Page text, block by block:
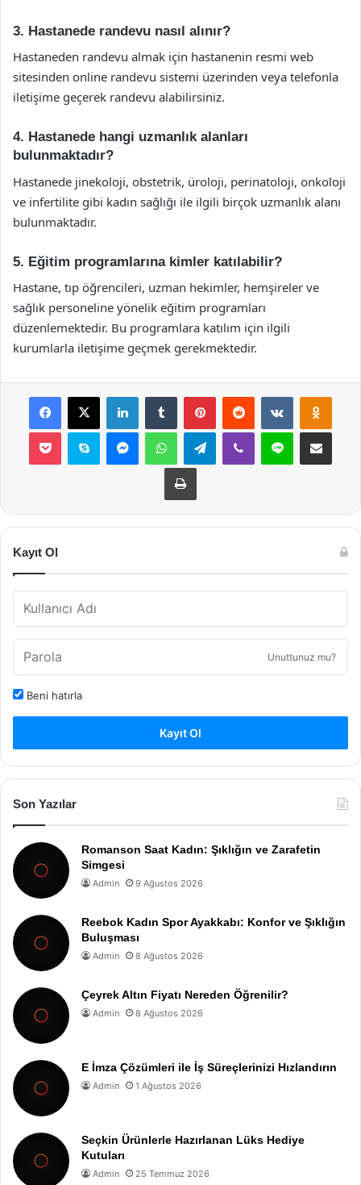
3. Hastanede randevu nasıl alınır?
Hastaneden randevu almak için hastanenin resmi web
sitesinden online randevu sistemi üzerinden veya telefonla
iletişime geçerek randevu alabilirsiniz.
4. Hastanede hangi uzmanlık alanları
bulunmaktadır?
Hastanede jinekoloji, obstetrik, üroloji, perinatoloji, onkoloji
ve infertilite gibi kadın sağlığı ile ilgili birçok uzmanlık alanı
bulunmaktadır.
5. Eğitim programlarına kimler katılabilir?
Hastane, tıp öğrencileri, uzman hekimler, hemşireler ve
sağlık personeline yönelik eğitim programları
düzenlemektedir. Bu programlara katılım için ilgili
kurumlarla iletişime geçmek gerekmektedir.
Facebook
X LinkedInTumblr PinterestReddit VKontakte
Pocket Skype MessengerWhatsAppTelegramViber Line E-Posta ile
Yazdır
Kayıt Ol
Unuttunuz mu?
Beni hatırla
Kayıt Ol
Son Yazılar
Romanson Saat Kadın: Şıklığın ve Zarafetin
Simgesi
Admin 9 Ağustos 2026
Reebok Kadın Spor Ayakkabı: Konfor ve Şıklığın
Buluşması
Admin 8 Ağustos 2026
Çeyrek Altın Fiyatı Nereden Öğrenilir?
Admin 8 Ağustos 2026
E İmza Çözümleri ile İş Süreçlerinizi Hızlandırın
Admin 1 Ağustos 2026
Seçkin Ürünlerle Hazırlanan Lüks Hediye
Kutuları
Admin 25 Temmuz 2026